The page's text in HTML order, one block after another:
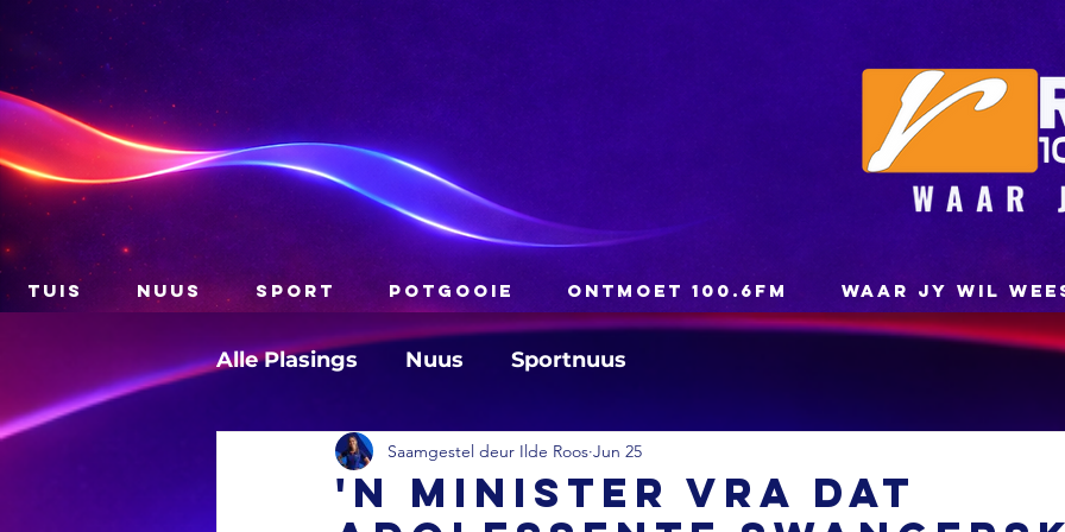
TUIS NUUS SPORT POTGOOIE ONTMOET 100.6FM WAAR JY WIL
Alle Plasings Nuus Sportnuus
'n Minister vra dat
Saamgestel deur Ilde Roos Jun 25